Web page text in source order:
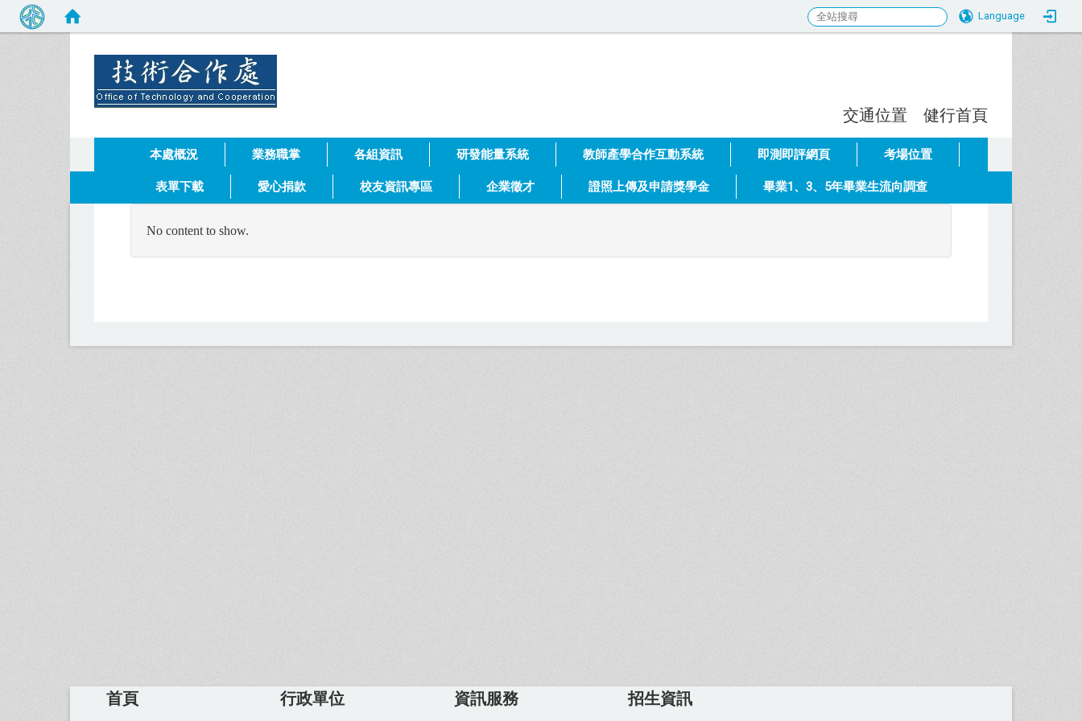
Language
交通位置 健行首頁
本處概況 業務職掌 各組資訊 研發能量系統 教師產學合作互動系統 即測即評網頁 考場位置
表單下載 愛心捐款 校友資訊專區 企業徵才 證照上傳及申請獎學金 畢業1、3、5年畢業生流向調查
No content to show.
首頁 行政單位 資訊服務 招生資訊